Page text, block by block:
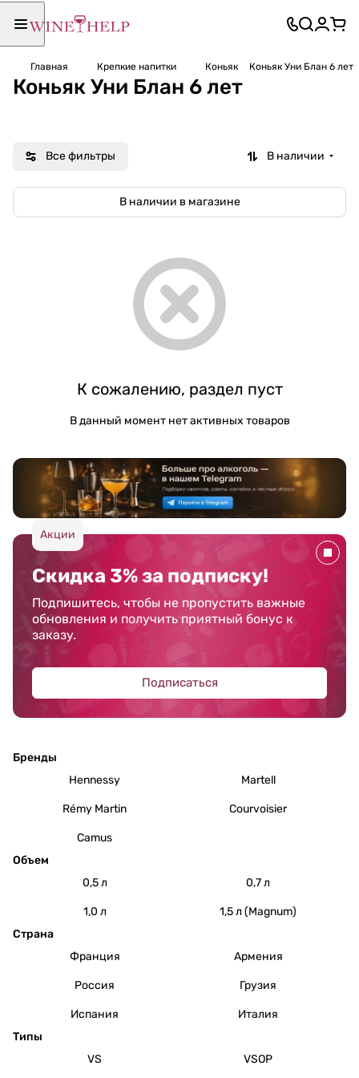
Главная Крепкие напитки Коньяк Коньяк Уни Блан 6 лет
Коньяк Уни Блан 6 лет
Все фильтры В наличии
В наличии в магазине
К сожалению, раздел пуст
В данный момент нет активных товаров
Акции
Скидка 3% за подписку!
Подпишитесь, чтобы не пропустить важные
обновления и получить приятный бонус к
заказу.
Подписаться
Бренды
Hennessy
Martell
Rémy Martin Courvoisier
Camus
Объем
0,5 л
0,7 л
1,0 л
1,5 л (Magnum)
Страна
Франция
Армения
Россия Грузия
Испания
Италия
Типы
VS
VSOP